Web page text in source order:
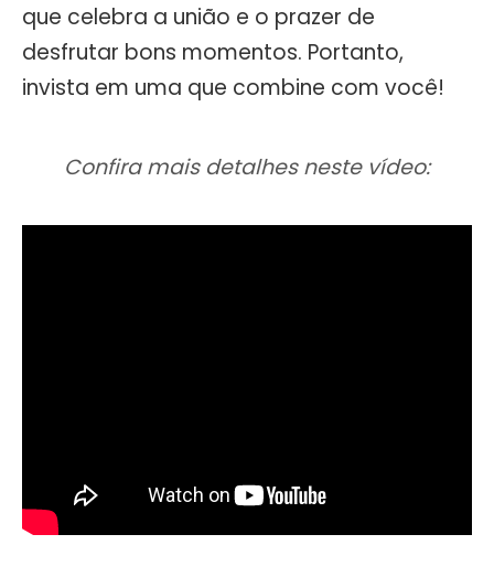
que celebra a união e o prazer de
desfrutar bons momentos. Portanto,
invista em uma que combine com você!
Confira mais detalhes neste vídeo: